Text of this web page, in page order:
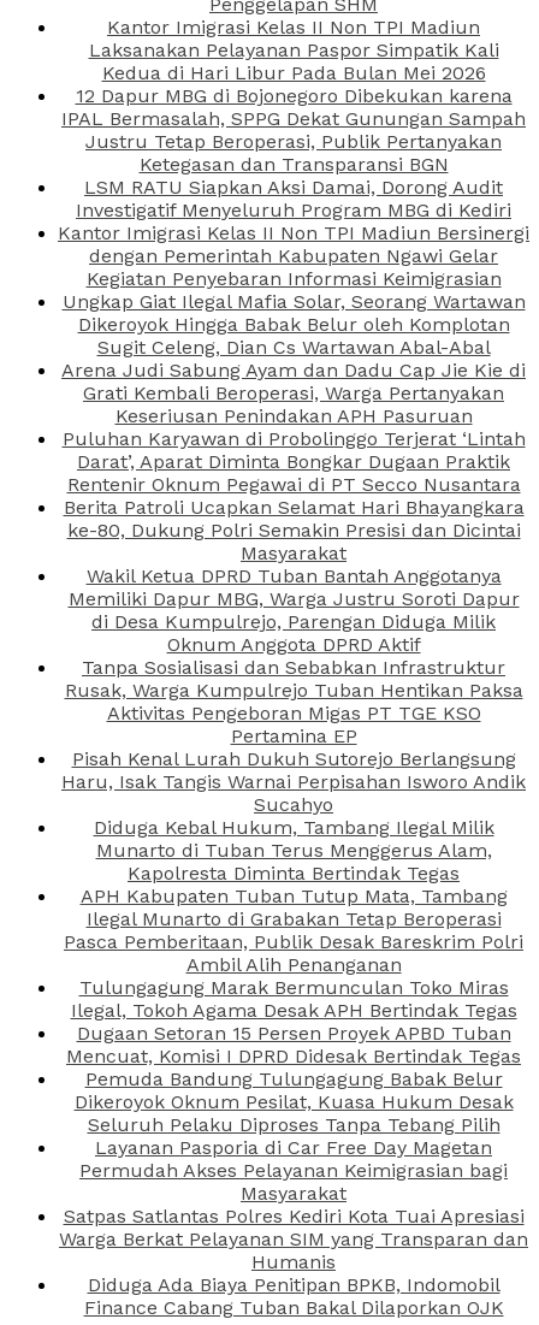
Kantor Imigrasi Kelas II Non TPI Madiun
Laksanakan Pelayanan Paspor Simpatik Kali
Kedua di Hari Libur Pada Bulan Mei 2026
12 Dapur MBG di Bojonegoro Dibekukan karena
IPAL Bermasalah, SPPG Dekat Gunungan Sampah
Justru Tetap Beroperasi, Publik Pertanyakan
Ketegasan dan Transparansi BGN
LSM RATU Siapkan Aksi Damai, Dorong Audit
Investigatif Menyeluruh Program MBG di Kediri
Kantor Imigrasi Kelas II Non TPI Madiun Bersinergi
dengan Pemerintah Kabupaten Ngawi Gelar
Kegiatan Penyebaran Informasi Keimigrasian
Ungkap Giat Ilegal Mafia Solar, Seorang Wartawan
Dikeroyok Hingga Babak Belur oleh Komplotan
Sugit Celeng, Dian Cs Wartawan Abal-Abal
Arena Judi Sabung Ayam dan Dadu Cap Jie Kie di
Grati Kembali Beroperasi, Warga Pertanyakan
Keseriusan Penindakan APH Pasuruan
Puluhan Karyawan di Probolinggo Terjerat ‘Lintah
Darat’, Aparat Diminta Bongkar Dugaan Praktik
Rentenir Oknum Pegawai di PT Secco Nusantara
Berita Patroli Ucapkan Selamat Hari Bhayangkara
ke-80, Dukung Polri Semakin Presisi dan Dicintai
Masyarakat
Wakil Ketua DPRD Tuban Bantah Anggotanya
Memiliki Dapur MBG, Warga Justru Soroti Dapur
di Desa Kumpulrejo, Parengan Diduga Milik
Oknum Anggota DPRD Aktif
Tanpa Sosialisasi dan Sebabkan Infrastruktur
Rusak, Warga Kumpulrejo Tuban Hentikan Paksa
Aktivitas Pengeboran Migas PT TGE KSO
Pertamina EP
Pisah Kenal Lurah Dukuh Sutorejo Berlangsung
Haru, Isak Tangis Warnai Perpisahan Isworo Andik
Sucahyo
Diduga Kebal Hukum, Tambang Ilegal Milik
Munarto di Tuban Terus Menggerus Alam,
Kapolresta Diminta Bertindak Tegas
APH Kabupaten Tuban Tutup Mata, Tambang
Ilegal Munarto di Grabakan Tetap Beroperasi
Pasca Pemberitaan, Publik Desak Bareskrim Polri
Ambil Alih Penanganan
Tulungagung Marak Bermunculan Toko Miras
Ilegal, Tokoh Agama Desak APH Bertindak Tegas
Dugaan Setoran 15 Persen Proyek APBD Tuban
Mencuat, Komisi I DPRD Didesak Bertindak Tegas
Pemuda Bandung Tulungagung Babak Belur
Dikeroyok Oknum Pesilat, Kuasa Hukum Desak
Seluruh Pelaku Diproses Tanpa Tebang Pilih
Layanan Pasporia di Car Free Day Magetan
Permudah Akses Pelayanan Keimigrasian bagi
Masyarakat
Satpas Satlantas Polres Kediri Kota Tuai Apresiasi
Warga Berkat Pelayanan SIM yang Transparan dan
Humanis
Diduga Ada Biaya Penitipan BPKB, Indomobil
Finance Cabang Tuban Bakal Dilaporkan OJK